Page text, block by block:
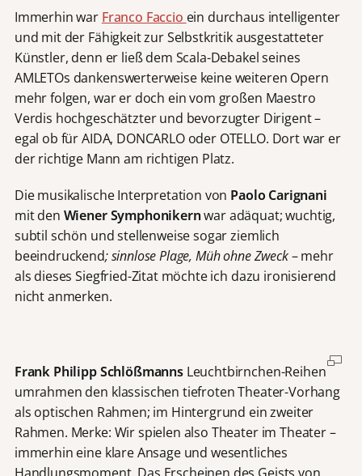
Immerhin war Franco Faccio ein durchaus intelligenter
und mit der Fähigkeit zur Selbstkritik ausgestatteter
Künstler, denn er ließ dem Scala-Debakel seines
AMLETOs dankenswerterweise keine weiteren Opern
mehr folgen, war er doch ein vom großen Maestro
Verdis hochgeschätzter und bevorzugter Dirigent –
egal ob für AIDA, DONCARLO oder OTELLO. Dort war er
der richtige Mann am richtigen Platz.
Die musikalische Interpretation von Paolo Carignani
mit den Wiener Symphonikernwar adäquat; wuchtig,
subtil schön und stellenweise sogar ziemlich
beeindruckend; sinnlose Plage, Müh ohne Zweck– mehr
als dieses Siegfried-Zitat möchte ich dazu ironisierend
nicht anmerken.
Frank Philipp SchlößmannsLeuchtbirnchen-Reihen
umrahmen den klassischen tiefroten Theater-Vorhang
als optischen Rahmen; im Hintergrund ein zweiter
Rahmen. Merke: Wir spielen also Theater im Theater –
immerhin eine klare Ansage und wesentliches
Handlungsmoment. Das Erscheinen des Geists von